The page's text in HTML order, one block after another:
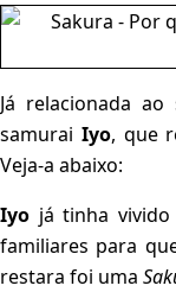
Já relacionada
samurai Iyo, que
Veja-a abaixo:
Iyo já tinha
familiares para
restara foi uma